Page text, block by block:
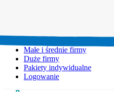
Małe i średnie firmy
Duże firmy
Pakiety indywidualne
Logowanie